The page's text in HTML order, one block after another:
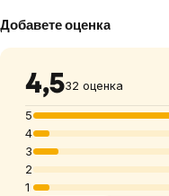
Добавете оценка
4,532 оценка
5
4
3
2
1